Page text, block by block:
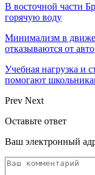
В восточной части
горячую воду
Минимализм в
отказываются от авто
Учебная нагрузка и
помогают
Prev Next
Оставьте ответ
Ваш электронный